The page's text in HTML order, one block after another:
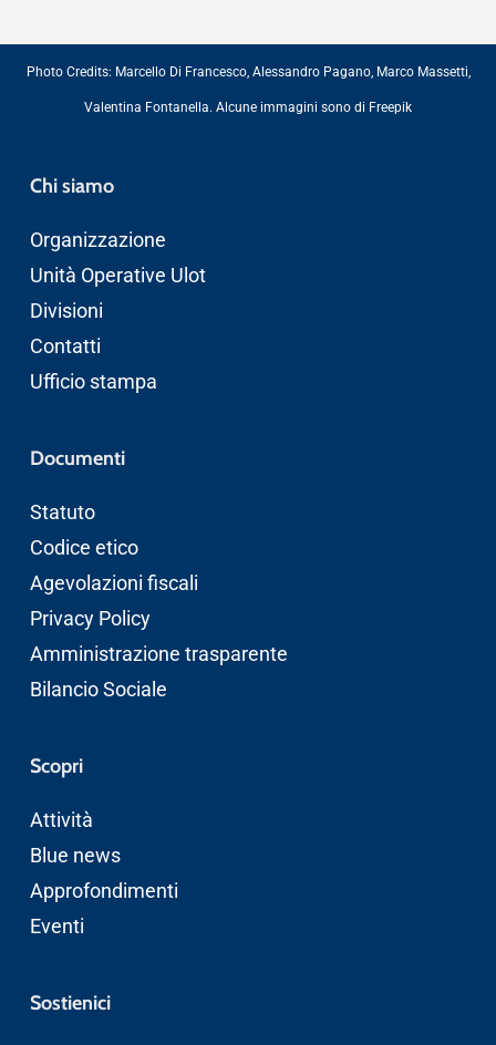
Photo Credits: Marcello Di Francesco, Alessandro Pagano, Marco Massetti,
Valentina Fontanella. Alcune immagini sono di Freepik
Chi siamo
Organizzazione
Unità Operative Ulot
Divisioni
Contatti
Ufficio stampa
Documenti
Statuto
Codice etico
Agevolazioni fiscali
Privacy Policy
Amministrazione trasparente
Bilancio Sociale
Scopri
Attività
Blue news
Approfondimenti
Eventi
Sostienici